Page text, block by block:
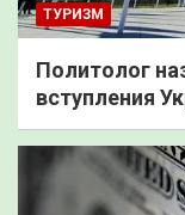
ТУРИЗМ
Политолог
вступления